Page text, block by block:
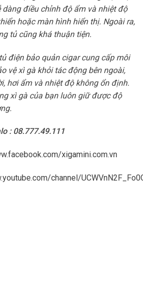
dàng điều chỉnh độ ẩm và nhiệt độ
hoặc màn hình hiển thị. Ngoài ra,
tủ cũng khá thuận tiện.
điện bảo quản cigar cung cấp môi
vệ xì gà khỏi tác động bên ngoài,
hơi ẩm và nhiệt độ không ổn định.
xì gà của bạn luôn giữ được độ
: 08.777.49.111
xigamini.com.vn
channel/